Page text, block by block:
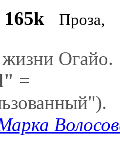
165k
Проза,
Огайо.
=